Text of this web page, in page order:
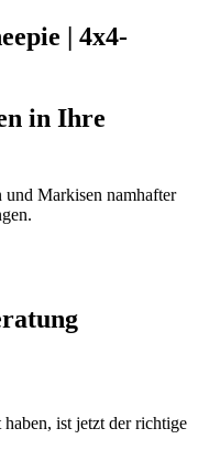
| 4x4-
in Ihre
Markisen namhafter
ist jetzt der richtige